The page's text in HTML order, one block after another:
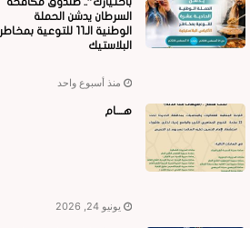
باختيارك”.. صندوق مكافحة
السرطان يدشن الحملة
الوطنية الـ11 للتوعية بمخاطر
البلاستيك
منذ أسبوع واحد
هــــام
يونيو 24, 2026